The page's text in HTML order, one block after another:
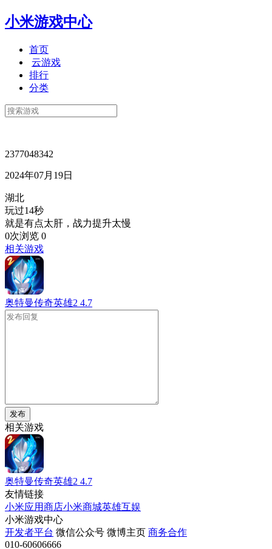
小米游戏中心
首页
云游戏
排行
分类
2377048342
2024年07月19日
湖北
玩过14秒
就是有点太肝，战力提升太慢
0次浏览 0
相关游戏
奥特曼传奇英雄2 4.7
发布
相关游戏
奥特曼传奇英雄2 4.7
友情链接
小米应用商店小米商城英雄互娱
小米游戏中心
开发者平台 微信公众号 微博主页 商务合作
010-60606666